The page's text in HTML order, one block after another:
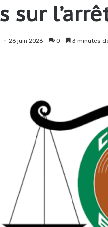
sur
26 juin 2026 0 3 minutes